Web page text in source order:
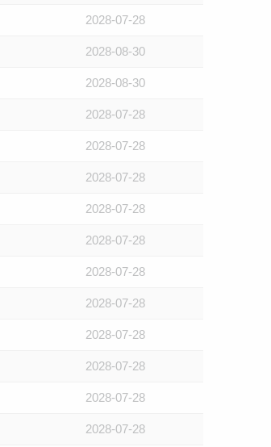
2028-07-28
2028-08-30
2028-08-30
2028-07-28
2028-07-28
2028-07-28
2028-07-28
2028-07-28
2028-07-28
2028-07-28
2028-07-28
2028-07-28
2028-07-28
2028-07-28